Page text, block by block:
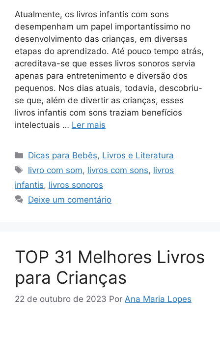
Atualmente, os livros infantis com sons
desempenham um papel importantíssimo no
desenvolvimento das crianças, em diversas
etapas do aprendizado. Até pouco tempo atrás,
acreditava-se que esses livros sonoros servia
apenas para entretenimento e diversão dos
pequenos. Nos dias atuais, todavia, descobriu-
se que, além de divertir as crianças, esses
livros infantis com sons traziam benefícios
intelectuais … Ler mais
Categorias
Dicas para Bebês, Livros e Literatura
Tags
livro com som, livros com sons, livros
infantis, livros sonoros
Deixe um comentário
TOP 31 Melhores Livros
para Crianças
22 de outubro de 2023 Por Ana Maria Lopes